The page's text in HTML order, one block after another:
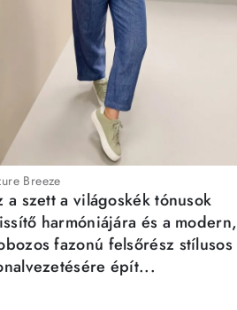
Breeze
a szett a világoskék tónusok
harmóniájára és a modern,
fazonú felsőrész stílusos
épít...